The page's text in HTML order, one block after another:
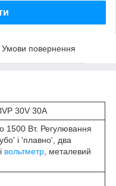
Умови повернення
30V 30A
1500 Вт. Регулювання
і 'плавно', два
і вольтметр , металевий